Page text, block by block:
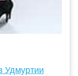
Удмуртии